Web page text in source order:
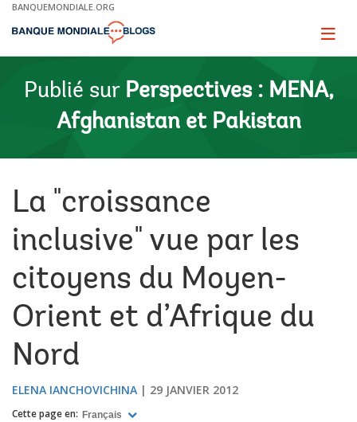
Skip
Main
BANQUEMONDIALE.ORG
Page
Publié sur Perspectives : MENA,
Afghanistan et Pakistan
La "croissance
inclusive" vue par les
citoyens du Moyen-
Orient et d’Afrique du
Nord
ELENA IANCHOVICHINA 29 JANVIER 2012
Cette page en: Français